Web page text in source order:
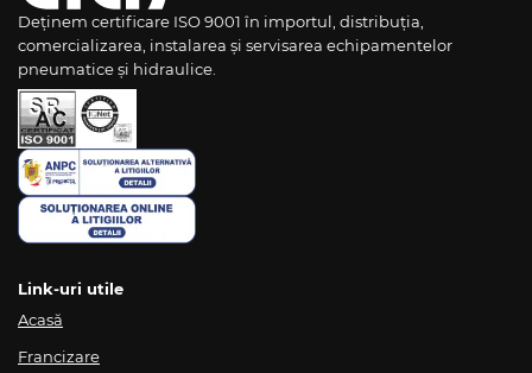
Deținem certificare ISO 9001 în importul, distribuția,
comercializarea, instalarea și servisarea echipamentelor
pneumatice și hidraulice.
Link-uri utile
Acasă
Francizare